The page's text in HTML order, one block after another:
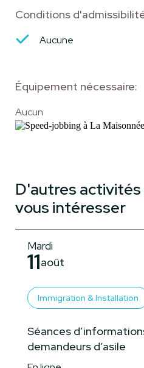
Conditions
Aucune
Équipement nécessaire:
Aucun
D'autres
vous intéresser
Mardi
11août
Immigration & Installation
Séances
demandeurs d’asile